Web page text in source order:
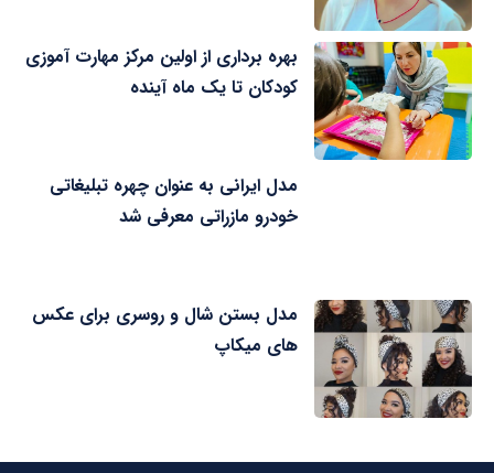
بهره برداری از اولین مرکز مهارت آموزی
کودکان تا یک ماه آینده
مدل ایرانی به عنوان چهره تبلیغاتی
خودرو مازراتی معرفی شد
مدل بستن شال و روسری برای عکس
های میکاپ